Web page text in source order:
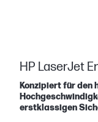
HP LaserJet
Konzipiert für den
erstklassigen